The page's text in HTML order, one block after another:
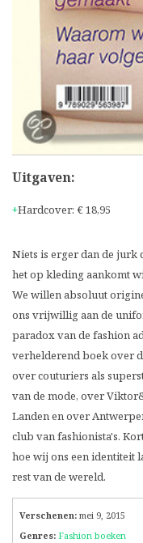
Uitgaven:
Hardcover: € 18,95
Niets is erger dan de jurk
het op kleding aankomt
We willen absoluut
ons vrijwillig aan de
paradox van de fashion
verhelderend boek over
over couturiers als
van de mode, over
Landen en over
club van fashionista's.
hoe wij ons een identiteit
rest van de wereld.
Verschenen: mei 9, 2015
Genres: Fashion boeken